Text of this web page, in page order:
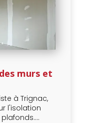
murs et
à Trignac,
l'isolation